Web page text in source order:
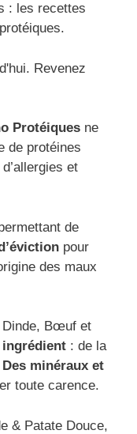
: les recettes
Revenez
Protéiques ne
de protéines
et
de
pour
des maux
Dinde, Bœuf et
ingrédient : de la
Des minéraux et
toute carence.
& Patate Douce,